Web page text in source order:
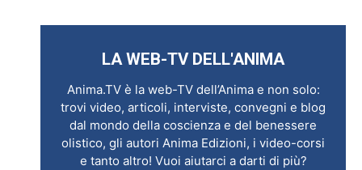
LA WEB-TV DELL'ANIMA
Anima.TV è la web-TV dell’Anima e non solo:
trovi video, articoli, interviste, convegni e blog
dal mondo della coscienza e del benessere
olistico, gli autori Anima Edizioni, i video-corsi
e tanto altro! Vuoi aiutarci a darti di più?